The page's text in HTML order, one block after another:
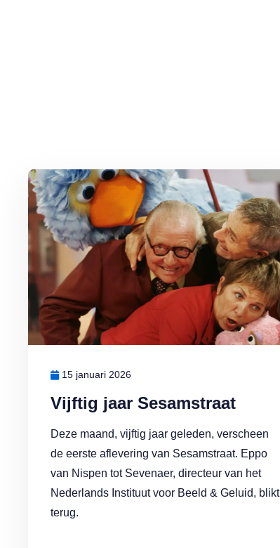
Vijftig jaar Sesamstraat
15 januari 2026
Deze maand, vijftig jaar geleden, verscheen
de eerste aflevering van Sesamstraat. Eppo
van Nispen tot Sevenaer, directeur van het
Nederlands Instituut voor Beeld & Geluid, blikt
terug.
Lees meer over Vijftig jaar Sesamstraat